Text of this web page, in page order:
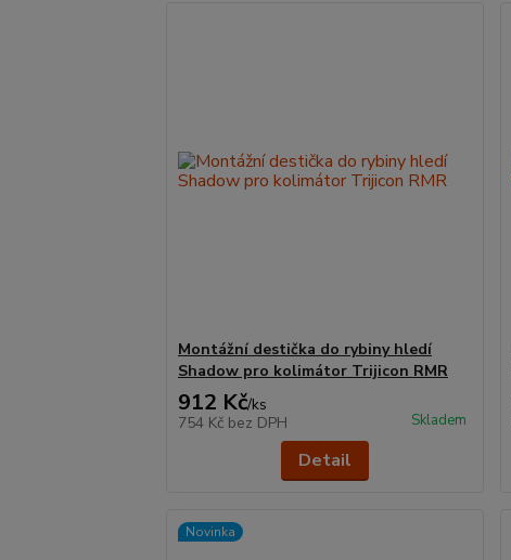
Montážní destička do rybiny hledí
Shadow pro kolimátor Trijicon RMR
912 Kč/ks
754 Kč bez DPH Skladem
Detail
Novinka